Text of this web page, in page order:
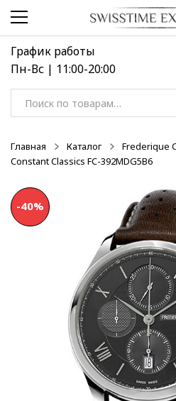
Перейти
навигации
Перейти
содержимому
График работы
Пн-Вс | 11:00-20:00
Искать:
Главная Каталог Frederique
Constant Classics FC-392MDG5B6
-40%